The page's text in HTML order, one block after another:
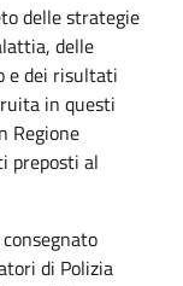
delle strategie
delle
e dei risultati
in questi
Regione
preposti al
di Polizia